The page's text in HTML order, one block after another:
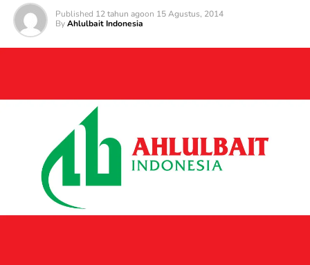
Published 12 tahun agoon 15 Agustus, 2014
By Ahlulbait Indonesia